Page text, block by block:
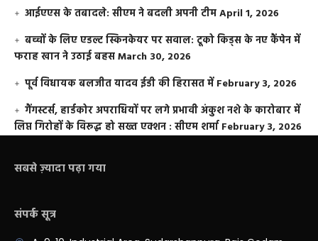
आईएएस के तबादले: सीएम ने बदली अपनी टीमApril 1, 2026
बच्चों के लिए एडल्ट स्किनकेयर पर सवाल: टूको किड्स के नए कैंपेन में
फराह खान ने उठाई बहसMarch 30, 2026
पूर्व विधायक बलजीत यादव ईडी की हिरासत में February 3, 2026
गैंगस्टर्स, हार्डकोर अपराधियों पर लगे प्रभावी अंकुश नशे के कारोबार में
लिप्त गिरोहों के विरूद्ध हो सख्त एक्शन : सीएम शर्मा February 3, 2026
सबसे ज़्यादा पढ़ा गया
संपर्क सूत्र